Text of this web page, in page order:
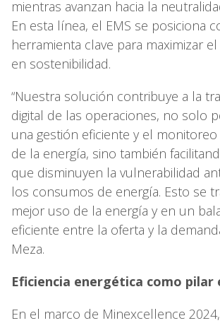
mientras avanzan hacia la
En esta línea, el EMS se posiciona
herramienta clave para maximizar
en sostenibilidad.
“Nuestra solución contribuye a la
digital de las operaciones, no solo
una gestión eficiente y el monitoreo
de la energía, sino también
que disminuyen la vulnerabilidad
los consumos de energía. Esto se
mejor uso de la energía y en un
eficiente entre la oferta y la
Meza.
Eficiencia energética como
En el marco de Minexcellence